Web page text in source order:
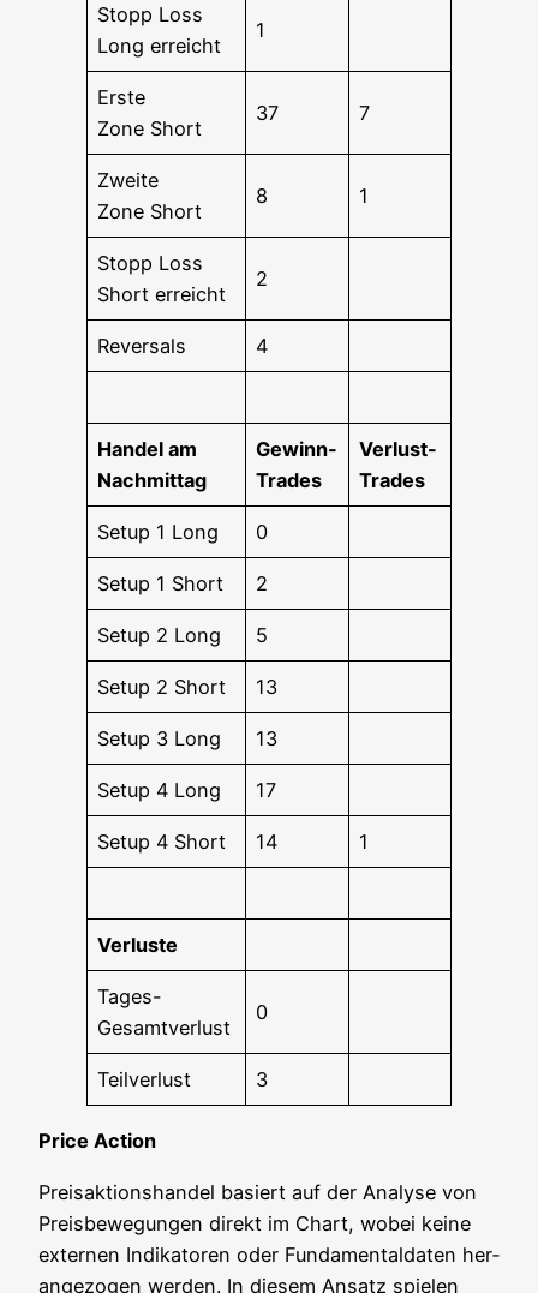
Stopp Loss
Long erreicht
1
Ers­te
Zone Short
37 7
Zwei­te
Zone Short
8 1
Stopp Loss
Short erreicht
2
Rever­sals 4
Han­del am
Nachmittag
Gewinn-
Trades
Ver­lust-
Trades
Set­up 1 Long 0
Set­up 1 Short 2
Set­up 2 Long 5
Set­up 2 Short 13
Set­up 3 Long 13
Set­up 4 Long 17
Set­up 4 Short 14 1
Ver­lus­te
Tages-
Gesamt­ver­lust
0
Teil­ver­lust 3
Pri­ce Action
Preis­ak­ti­ons­han­del basiert auf der Ana­ly­se von
Preis­be­we­gun­gen direkt im Chart, wobei kei­ne
exter­nen Indi­ka­to­ren oder Fun­da­men­tal­da­ten her­
an­ge­zo­gen wer­den. In die­sem Ansatz spie­len